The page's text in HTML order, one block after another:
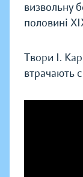
визвольну
половині
Твори І.
втрачають